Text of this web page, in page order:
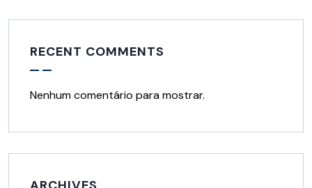
RECENT COMMENTS
Nenhum comentário para mostrar.